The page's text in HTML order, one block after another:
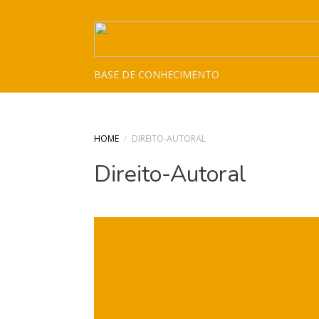
BASE DE CONHECIMENTO
HOME / DIREITO-AUTORAL
Direito-Autoral